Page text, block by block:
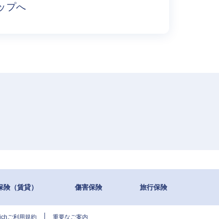
プへ
険（賃貸） 傷害保険 旅行保険
ご利用規約 重要なご案内